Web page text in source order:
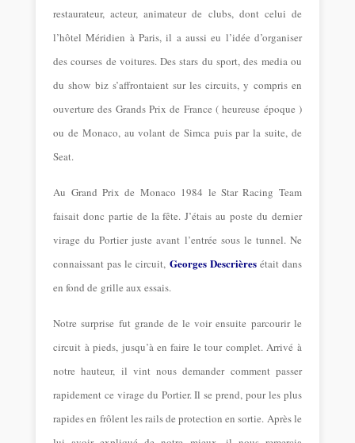
restaurateur, acteur, animateur de clubs, dont celui de
l’hôtel Méridien à Paris, il a aussi eu l’idée d’organiser
des courses de voitures. Des stars du sport, des media ou
du show biz s’affrontaient sur les circuits, y compris en
ouverture des Grands Prix de France ( heureuse époque )
ou de Monaco, au volant de Simca puis par la suite, de
Seat.
Au Grand Prix de Monaco 1984 le Star Racing Team
faisait donc partie de la fête. J’étais au poste du dernier
virage du Portier juste avant l’entrée sous le tunnel. Ne
connaissant pas le circuit, Georges Descrièresétait dans
en fond de grille aux essais.
Notre surprise fut grande de le voir ensuite parcourir le
circuit à pieds, jusqu’à en faire le tour complet. Arrivé à
notre hauteur, il vint nous demander comment passer
rapidement ce virage du Portier. Il se prend, pour les plus
rapides en frôlent les rails de protection en sortie. Après le